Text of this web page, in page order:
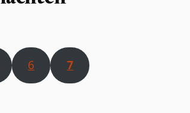
6 7